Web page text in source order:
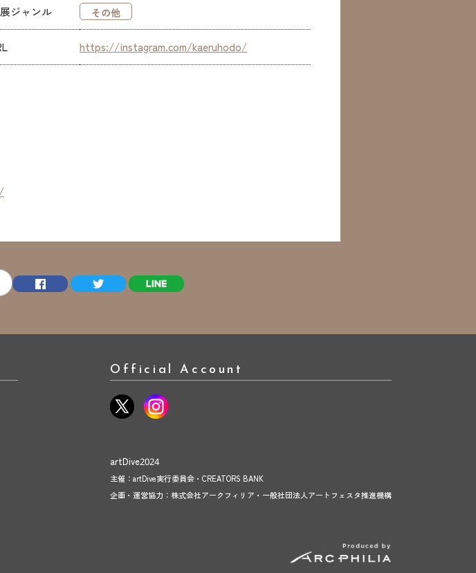
ジャンル その他
https://instagram.com/kaeruhodo/
Official Account
artDive2024
主催：artDive実行委員会・CREATORS BANK
企画・運営協力：株式会社アークフィリア・一般社団法人アートフェスタ推進機構